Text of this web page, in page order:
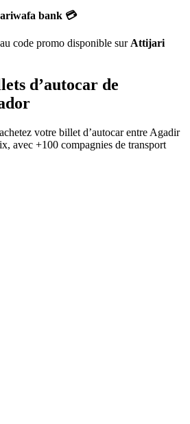
bank 💳
code promo disponible sur Attijari
d’autocar de
votre billet d’autocar entre Agadir
avec +100 compagnies de transport